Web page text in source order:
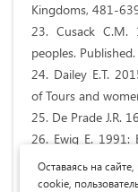
Kingdoms, 481-
23. Cusack C.M.
peoples.
24. Dailey E.T.
of Tours and
25. De Prade J.R.
26. Ewig E. 1991:
Frankenkönigen
genealogischen
Оставаясь на
cookie,